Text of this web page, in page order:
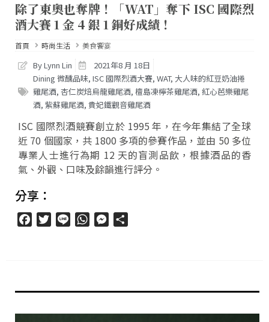
除了東奧也奪牌！「WAT」奪下 ISC 國際烈
酒大賽 1 金 4 銀 1 銅好成績！
首頁 時尚生活 美食饗宴
By Lynn Lin
2021年8 月 18日
Dining 微醺品味, ISC 國際烈酒大賽, WAT, 大人味的紅豆奶油捲
雞尾酒, 杏仁炭焙烏龍雞尾酒, 檀島凍檸茶雞尾酒, 紅心芭樂雞尾
酒, 紫蘇雞尾酒, 貴妃鐵觀音雞尾酒
ISC 國際烈酒競賽創立於 1995 年，在今年集結了全球
近 70 個國家，共 1800 多項的參賽作品，並由 50 多位
專業人士進行為期 12 天的盲測品飲，根據酒品的香
氣、外觀、口味及餘韻進行評分。
分享：
FacebookTwitter
Line WhatsAppMessenger